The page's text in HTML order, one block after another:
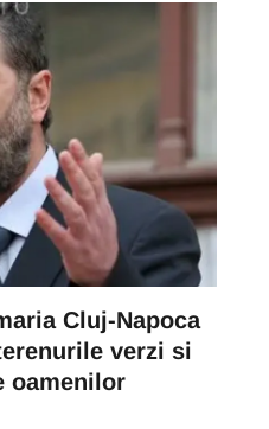
Cluj-Napoca
verzi si
oamenilor
SOCIAL
Un urs a fost
unui drum
mașini!
August 14:16